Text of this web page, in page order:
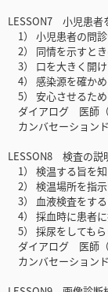
LESSON7 小児患者
1） 小児患者の問
2） 同情を示すと
3） 口を大きく開
4） 感染源を確か
5） 安心させるた
ダイアログ 医師（
カンバセーション
LESSON8 検査の説
1） 検温する旨を
2） 検温場所を指
3） 血液検査をす
4） 採血時に患者
5） 採尿をしても
ダイアログ 医師（
カンバセーション